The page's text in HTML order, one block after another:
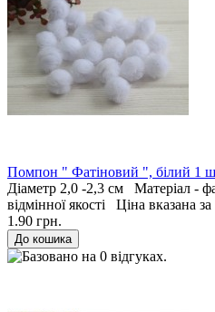
Помпон " Фатіновий ", білий 1
Діаметр 2,0 -2,3 см Матеріал -
відмінної якості Ціна вказана
1.90 грн.